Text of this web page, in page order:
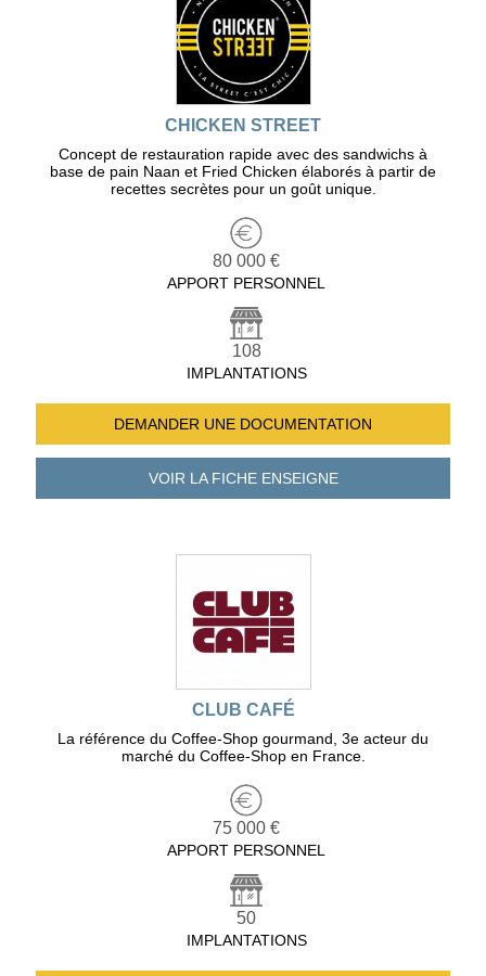
CHICKEN STREET
Concept de restauration rapide avec des sandwichs à
base de pain Naan et Fried Chicken élaborés à partir de
recettes secrètes pour un goût unique.
80 000 €
APPORT PERSONNEL
108
IMPLANTATIONS
DEMANDER UNE DOCUMENTATION
VOIR LA FICHEENSEIGNE
CLUB CAFÉ
La référence du Coffee-Shop gourmand, 3e acteur du
marché du Coffee-Shop en France.
75 000 €
APPORT PERSONNEL
50
IMPLANTATIONS